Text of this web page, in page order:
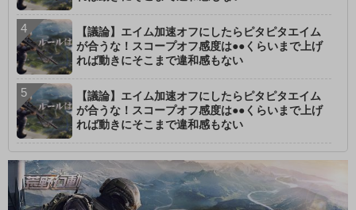
【議論】エイム加速オフにしたらピタピタエイム
が合うな！スコープオフ感度は●●くらいまで上げ
れば動きにそこまで違和感もない
【議論】エイム加速オフにしたらピタピタエイム
が合うな！スコープオフ感度は●●くらいまで上げ
れば動きにそこまで違和感もない